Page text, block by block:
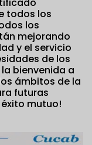
todos los
los
mejorando
y el servicio
de los
bienvenida a
ámbitos de la
futuras
mutuo!